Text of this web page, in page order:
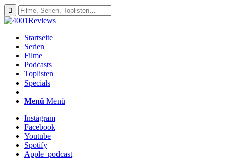
Startseite
Serien
Filme
Podcasts
Toplisten
Specials
Menü Menü
Instagram
Facebook
Youtube
Spotify
Apple_podcast